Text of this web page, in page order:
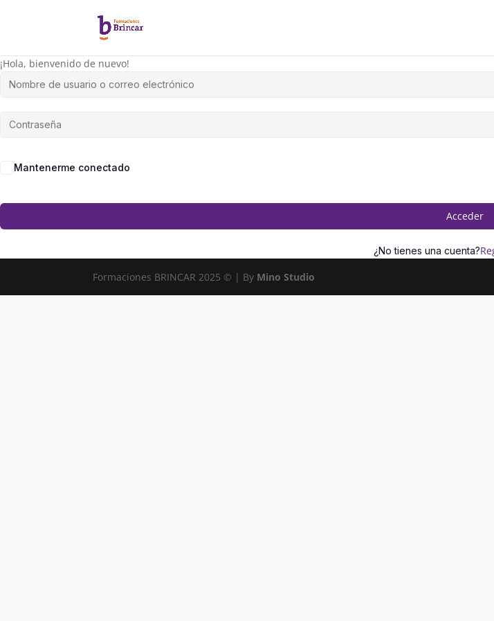
¡Hola, bienvenido de nuevo!
Mantenerme conectado
Acceder
¿No tienes una cuenta?
Formaciones BRINCAR 2025 © | By Mino Studio